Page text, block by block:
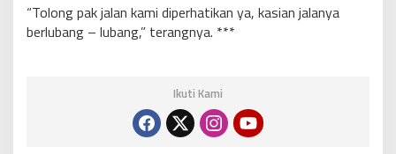
“Tolong pak jalan kami diperhatikan ya, kasian jalanya
berlubang – lubang,” terangnya. ***
Ikuti Kami